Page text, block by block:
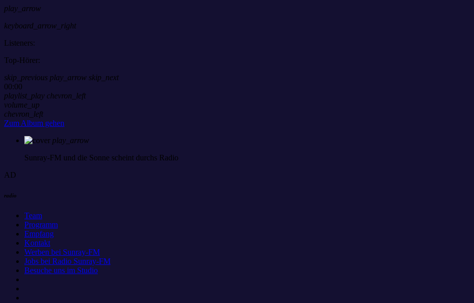
play_arrow
keyboard_arrow_right
Listeners:
Top-Hörer:
skip_previous play_arrow skip_next
00:00
playlist_play chevron_left
volume_up
chevron_left
Zum Album gehen
play_arrow
Sunray-FM und die Sonne scheint durchs Radio
AD
radio
Team
Programm
Empfang
Kontakt
Werben bei Sunray-FM
Jobs bei Radio Sunray-FM
Besuche uns im Studio